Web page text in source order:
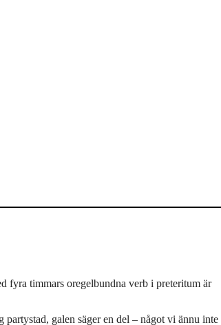
fyra timmars oregelbundna verb i preteritum är
galen säger en del – något vi ännu inte